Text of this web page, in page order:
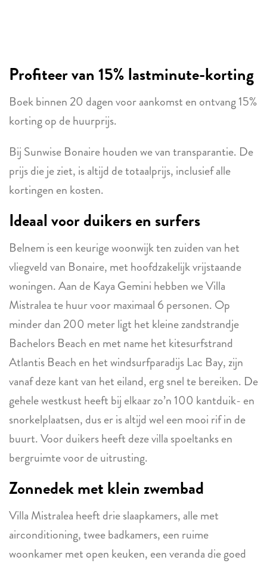
Profiteer van 15% lastminute-korting
Boek binnen 20 dagen voor aankomst en ontvang 15%
korting op de huurprijs.
Bij Sunwise Bonaire houden we van transparantie. De
prijs die je ziet, is altijd de totaalprijs, inclusief alle
kortingen en kosten.
Ideaal voor duikers en surfers
Belnem is een keurige woonwijk ten zuiden van het
vliegveld van Bonaire, met hoofdzakelijk vrijstaande
woningen. Aan de Kaya Gemini hebben we Villa
Mistralea te huur voor maximaal 6 personen. Op
minder dan 200 meter ligt het kleine zandstrandje
Bachelors Beach en met name het kitesurfstrand
Atlantis Beach en het windsurfparadijs Lac Bay, zijn
vanaf deze kant van het eiland, erg snel te bereiken. De
gehele westkust heeft bij elkaar zo’n 100 kantduik- en
snorkelplaatsen, dus er is altijd wel een mooi rif in de
buurt. Voor duikers heeft deze villa spoeltanks en
bergruimte voor de uitrusting.
Zonnedek met klein zwembad
Villa Mistralea heeft drie slaapkamers, alle met
airconditioning, twee badkamers, een ruime
woonkamer met open keuken, een veranda die goed